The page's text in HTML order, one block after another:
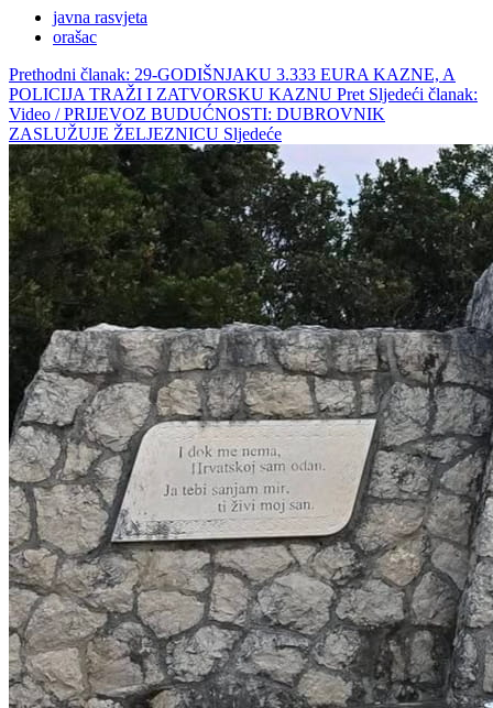
javna rasvjeta
orašac
Prethodni članak: 29-GODIŠNJAKU 3.333 EURA KAZNE, A
POLICIJA TRAŽI I ZATVORSKU KAZNU Pret Sljedeći članak:
Video / PRIJEVOZ BUDUĆNOSTI: DUBROVNIK
ZASLUŽUJE ŽELJEZNICU Sljedeće